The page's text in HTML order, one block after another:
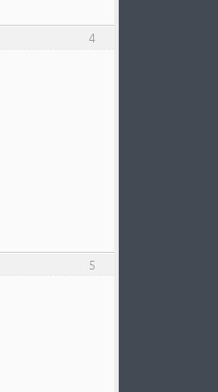
4
5